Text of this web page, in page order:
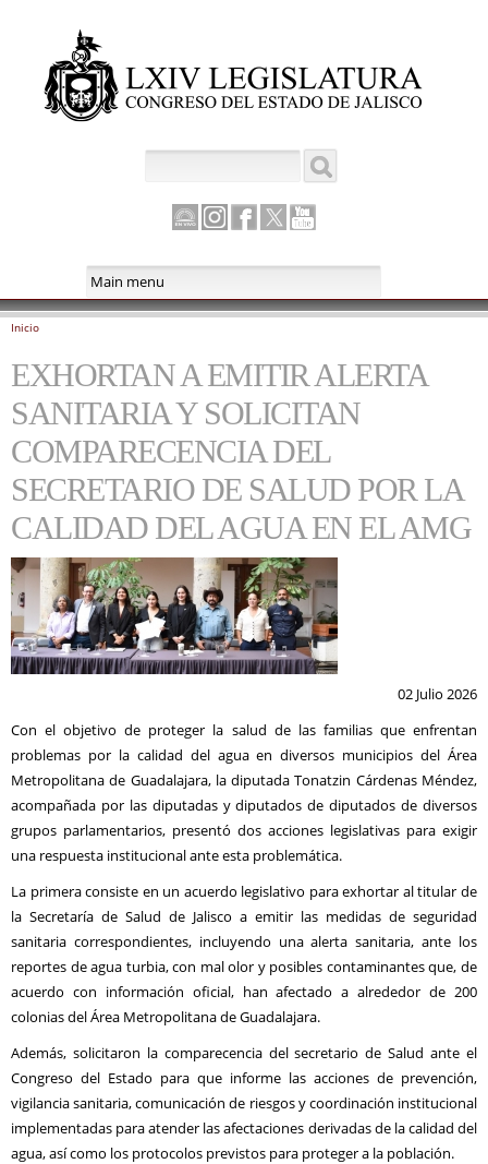
principal
Canal
Instagram
Facebook
Twitter
Inicio
EXHORTAN A EMITIR ALERTA
SANITARIA Y SOLICITAN
COMPARECENCIA DEL
SECRETARIO DE SALUD POR LA
CALIDAD DEL AGUA EN EL AMG
02 Julio 2026
Con el objetivo de proteger la salud de las familias que enfrentan
problemas por la calidad del agua en diversos municipios del Área
Metropolitana de Guadalajara, la diputada Tonatzin Cárdenas Méndez,
acompañada por las diputadas y diputados de diputados de diversos
grupos parlamentarios, presentó dos acciones legislativas para exigir
una respuesta institucional ante esta problemática.
La primera consiste en un acuerdo legislativo para exhortar al titular de
la Secretaría de Salud de Jalisco a emitir las medidas de seguridad
sanitaria correspondientes, incluyendo una alerta sanitaria, ante los
reportes de agua turbia, con mal olor y posibles contaminantes que, de
acuerdo con información oficial, han afectado a alrededor de 200
colonias del Área Metropolitana de Guadalajara.
Además, solicitaron la comparecencia del secretario de Salud ante el
Congreso del Estado para que informe las acciones de prevención,
vigilancia sanitaria, comunicación de riesgos y coordinación institucional
implementadas para atender las afectaciones derivadas de la calidad del
agua, así como los protocolos previstos para proteger a la población.